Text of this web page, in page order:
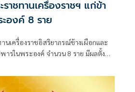
ราชทานเครื่องราชฯ แก่ข้า
องค์ 8 ราย
นเครื่องราชอิสริยาภรณ์ช้างเผือกและ
ารในพระองค์ จำนวน 8 ราย มีผลตั้งแต่